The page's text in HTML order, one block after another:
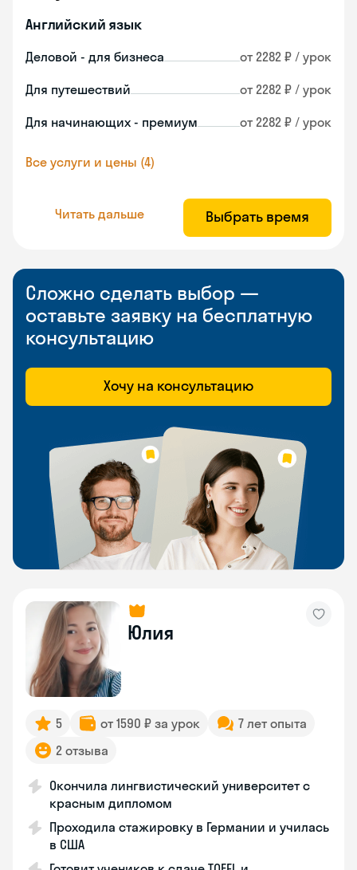
Английский язык
Деловой - для бизнеса от 2282 ₽ / урок
Для путешествий от 2282 ₽ / урок
Для начинающих - премиум от 2282 ₽ / урок
Все услуги и цены (4)
Читать дальше Выбрать время
Сложно сделать выбор —
оставьте заявку на бесплатную
консультацию
Хочу на консультацию
Юлия
5 от 1590 ₽ за урок
7 лет опыта
2 отзыва
Окончила лингвистический университет с
красным дипломом
Проходила стажировку в Германии и училась
в США